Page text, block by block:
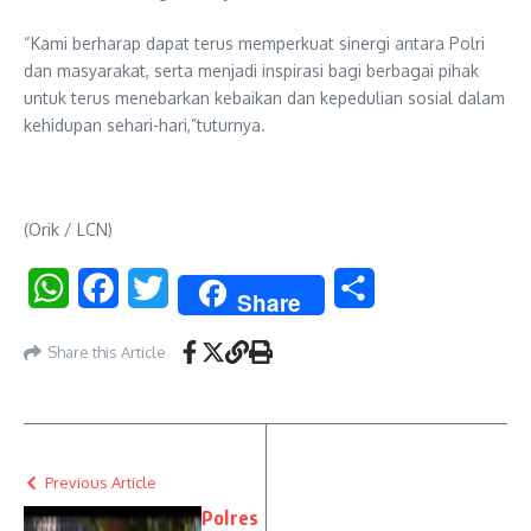
“Kami berharap dapat terus memperkuat sinergi antara Polri
dan masyarakat, serta menjadi inspirasi bagi berbagai pihak
untuk terus menebarkan kebaikan dan kepedulian sosial dalam
kehidupan sehari-hari,”tuturnya.
(Orik / LCN)
WhatsAppFacebookTwitter Share
Share this Article
Previous Article
Polres